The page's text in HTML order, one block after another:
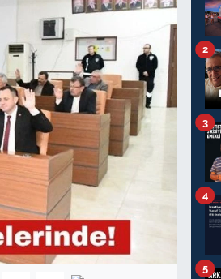
2
3
4
5